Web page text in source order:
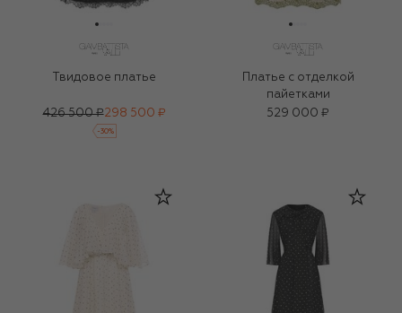
Твидовое платье
426 500 ₽298 500 ₽
-30%
Платье с отделкой
пайетками
529 000 ₽